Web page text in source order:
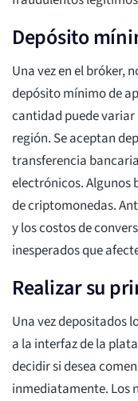
Depósito
Una vez en el bróker,
depósito mínimo de
cantidad puede variar
región. Se aceptan
transferencia
electrónicos. Algunos
de criptomonedas.
y los costos de
inesperados que
Realizar su
Una vez depositados
a la interfaz de la
decidir si desea
inmediatamente. Los